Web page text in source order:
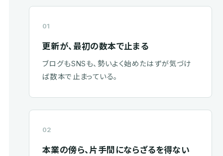
01
更新が、最初の数本で止まる
ブログもSNSも、勢いよく始めたはずが気づけ
ば数本で止まっている。
02
本業の傍ら、片手間にならざるを得ない